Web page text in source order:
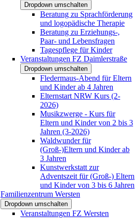
Dropdown umschalten
Beratung zu Sprachförderung
und logopädische Therapie
Beratung zu Erziehungs-,
Paar- und Lebensfragen
Tagespflege für Kinder
Veranstaltungen FZ Daimlerstraße
Dropdown umschalten
Fledermaus-Abend für Eltern
und Kinder ab 4 Jahren
Elternstart NRW Kurs (2-
2026)
Musikzwerge - Kurs für
Eltern und Kinder von 2 bis 3
Jahren (3-2026)
Waldwunder für
(Groß-)Eltern und Kinder ab
3 Jahren
Kunstwerkstatt zur
Adventszeit für (Groß-) Eltern
und Kinder von 3 bis 6 Jahren
Familienzentrum Wersten
Dropdown umschalten
Veranstaltungen FZ Wersten